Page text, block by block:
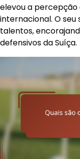
elevou a
internacional. O
talentos,
defensivos da Suíça.